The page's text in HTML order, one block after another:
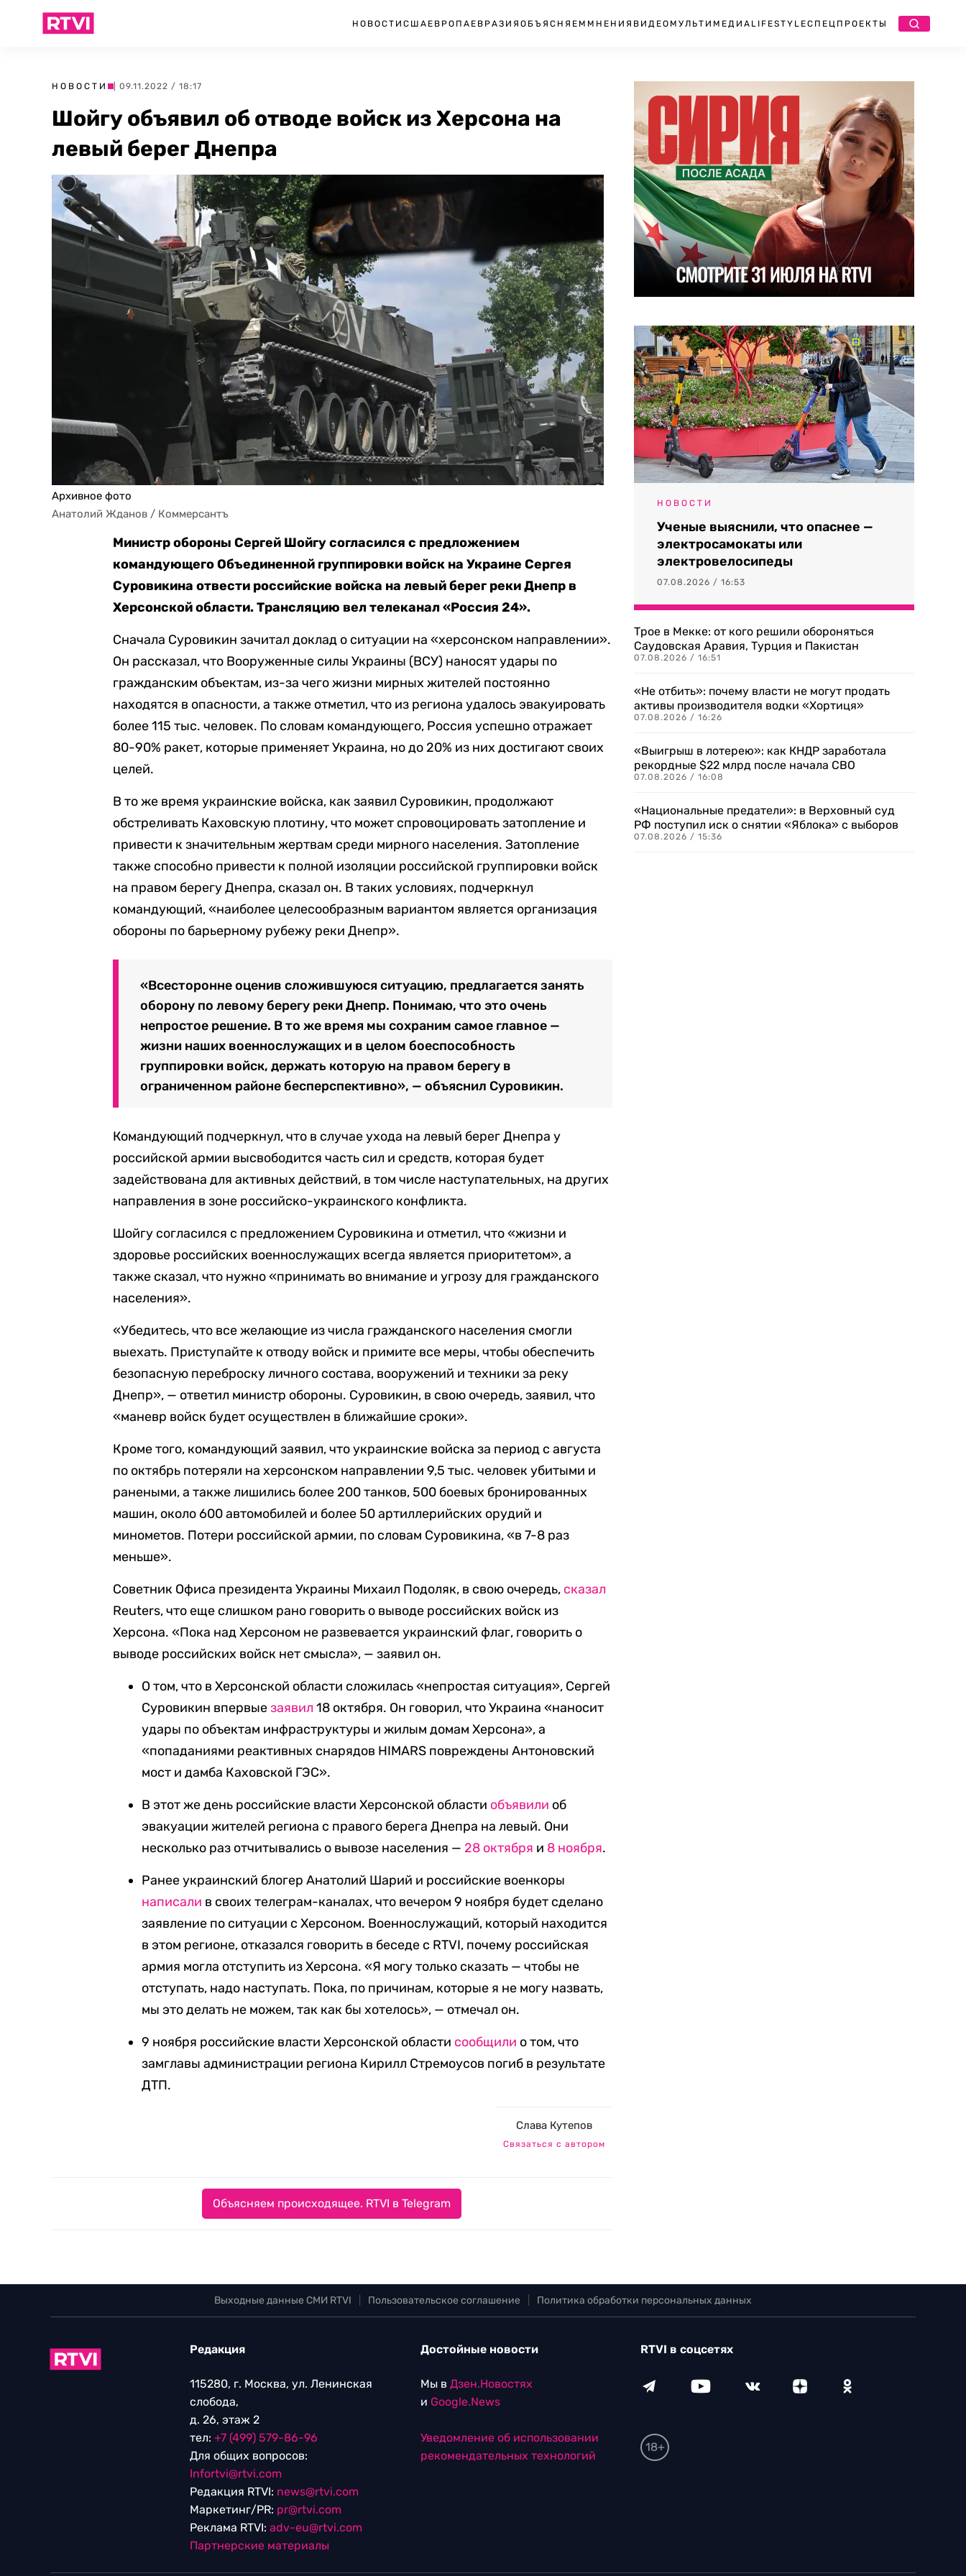
НОВОСТИ США ЕВРОПА ЕВРАЗИЯ ОБЪЯСНЯЕМ МНЕНИЯ ВИДЕО МУЛЬТИМЕДИА LIFESTYLEСПЕЦПРОЕКТЫ
НОВОСТИ | 09.11.2022 / 18:17
Шойгу объявил об отводе войск из Херсона на
левый берег Днепра
Архивное фото
Анатолий Жданов / Коммерсантъ
Министр обороны Сергей Шойгу согласился с предложением
командующего Объединенной группировки войск на Украине Сергея
Суровикина отвести российские войска на левый берег реки Днепр в
Херсонской области. Трансляцию вел телеканал «Россия 24».
Сначала Суровикин зачитал доклад о ситуации на «херсонском направлении».
Он рассказал, что Вооруженные силы Украины (ВСУ) наносят удары по
гражданским объектам, из-за чего жизни мирных жителей постоянно
находятся в опасности, а также отметил, что из региона удалось эвакуировать
более 115 тыс. человек. По словам командующего, Россия успешно отражает
80-90% ракет, которые применяет Украина, но до 20% из них достигают своих
целей.
В то же время украинские войска, как заявил Суровикин, продолжают
обстреливать Каховскую плотину, что может спровоцировать затопление и
привести к значительным жертвам среди мирного населения. Затопление
также способно привести к полной изоляции российской группировки войск
на правом берегу Днепра, сказал он. В таких условиях, подчеркнул
командующий, «наиболее целесообразным вариантом является организация
обороны по барьерному рубежу реки Днепр».
«Всесторонне оценив сложившуюся ситуацию, предлагается занять
оборону по левому берегу реки Днепр. Понимаю, что это очень
непростое решение. В то же время мы сохраним самое главное —
жизни наших военнослужащих и в целом боеспособность
группировки войск, держать которую на правом берегу в
ограниченном районе бесперспективно», — объяснил Суровикин.
Командующий подчеркнул, что в случае ухода на левый берег Днепра у
российской армии высвободится часть сил и средств, которая будет
задействована для активных действий, в том числе наступательных, на других
направления в зоне российско-украинского конфликта.
Шойгу согласился с предложением Суровикина и отметил, что «жизни и
здоровье российских военнослужащих всегда является приоритетом», а
также сказал, что нужно «принимать во внимание и угрозу для гражданского
населения».
«Убедитесь, что все желающие из числа гражданского населения смогли
выехать. Приступайте к отводу войск и примите все меры, чтобы обеспечить
безопасную переброску личного состава, вооружений и техники за реку
Днепр», — ответил министр обороны. Суровикин, в свою очередь, заявил, что
«маневр войск будет осуществлен в ближайшие сроки».
Кроме того, командующий заявил, что украинские войска за период с августа
по октябрь потеряли на херсонском направлении 9,5 тыс. человек убитыми и
ранеными, а также лишились более 200 танков, 500 боевых бронированных
машин, около 600 автомобилей и более 50 артиллерийских орудий и
минометов. Потери российской армии, по словам Суровикина, «в 7-8 раз
меньше».
Советник Офиса президента Украины Михаил Подоляк, в свою очередь, сказал
Reuters, что еще слишком рано говорить о выводе российских войск из
Херсона. «Пока над Херсоном не развевается украинский флаг, говорить о
выводе российских войск нет смысла», — заявил он.
О том, что в Херсонской области сложилась «непростая ситуация», Сергей
Суровикин впервыезаявил 18 октября. Он говорил, что Украина «наносит
удары по объектам инфраструктуры и жилым домам Херсона», а
«попаданиями реактивных снарядов HIMARS повреждены Антоновский
мост и дамба Каховской ГЭС».
В этот же день российские власти Херсонской области объявили об
эвакуации жителей региона с правого берега Днепра на левый. Они
несколько раз отчитывались о вывозе населения — 28 октября и 8 ноября.
Ранее украинский блогер Анатолий Шарий и российские военкоры
написали в своих телеграм-каналах, что вечером 9 ноября будет сделано
заявление по ситуации с Херсоном. Военнослужащий, который находится
в этом регионе, отказался говорить в беседе с RTVI, почему российская
армия могла отступить из Херсона. «Я могу только сказать — чтобы не
отступать, надо наступать. Пока, по причинам, которые я не могу назвать,
мы это делать не можем, так как бы хотелось», — отмечал он.
9 ноября российские власти Херсонской области сообщили о том, что
замглавы администрации региона Кирилл Стремоусов погиб в результате
ДТП.
Слава Кутепов
Связаться с автором
Объясняем происходящее. RTVI в Telegram
НОВОСТИ
Ученые выяснили, что опаснее —
электросамокаты или
электровелосипеды
07.08.2026 / 16:53
Трое в Мекке: от кого решили обороняться
Саудовская Аравия, Турция и Пакистан
07.08.2026 / 16:51
«Не отбить»: почему власти не могут продать
активы производителя водки «Хортиця»
07.08.2026 / 16:26
«Выигрыш в лотерею»: как КНДР заработала
рекордные $22 млрд после начала СВО
07.08.2026 / 16:08
«Национальные предатели»: в Верховный суд
РФ поступил иск о снятии «Яблока» с выборов
07.08.2026 / 15:36
Выходные данные СМИ RTVI Пользовательское соглашение Политика обработки персональных данных
Редакция
115280, г. Москва, ул. Ленинская
слобода,
д. 26, этаж 2
тел: +7 (499) 579-86-96
Для общих вопросов:
Infortvi@rtvi.com
Редакция RTVI: news@rtvi.com
Маркетинг/PR: pr@rtvi.com
Реклама RTVI: adv-eu@rtvi.com
Партнерские материалы
Достойные новости
Мы в Дзен.Новостях
и Google.News
Уведомление об использовании
рекомендательных технологий
RTVI в соцсетях
18+